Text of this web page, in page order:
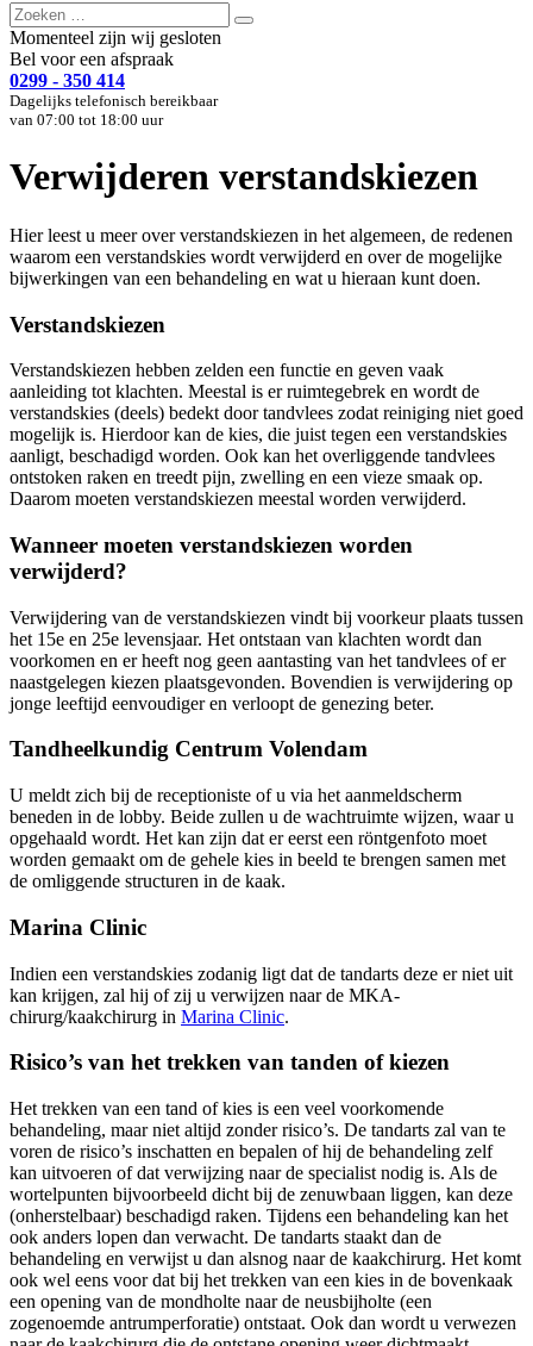
Zoeken
naar:
Zoeken
Momenteel zijn wij gesloten
Bel voor een afspraak
0299 - 350 414
Dagelijks telefonisch bereikbaar
van 07:00 tot 18:00 uur
Verwijderen verstandskiezen
Hier leest u meer over verstandskiezen in het algemeen, de redenen
waarom een verstandskies wordt verwijderd en over de mogelijke
bijwerkingen van een behandeling en wat u hieraan kunt doen.
Verstandskiezen
Verstandskiezen hebben zelden een functie en geven vaak
aanleiding tot klachten. Meestal is er ruimtegebrek en wordt de
verstandskies (deels) bedekt door tandvlees zodat reiniging niet goed
mogelijk is. Hierdoor kan de kies, die juist tegen een verstandskies
aanligt, beschadigd worden. Ook kan het overliggende tandvlees
ontstoken raken en treedt pijn, zwelling en een vieze smaak op.
Daarom moeten verstandskiezen meestal worden verwijderd.
Wanneer moeten verstandskiezen worden
verwijderd?
Verwijdering van de verstandskiezen vindt bij voorkeur plaats tussen
het 15e en 25e levensjaar. Het ontstaan van klachten wordt dan
voorkomen en er heeft nog geen aantasting van het tandvlees of er
naastgelegen kiezen plaatsgevonden. Bovendien is verwijdering op
jonge leeftijd eenvoudiger en verloopt de genezing beter.
Tandheelkundig Centrum Volendam
U meldt zich bij de receptioniste of u via het aanmeldscherm
beneden in de lobby. Beide zullen u de wachtruimte wijzen, waar u
opgehaald wordt. Het kan zijn dat er eerst een röntgenfoto moet
worden gemaakt om de gehele kies in beeld te brengen samen met
de omliggende structuren in de kaak.
Marina Clinic
Indien een verstandskies zodanig ligt dat de tandarts deze er niet uit
kan krijgen, zal hij of zij u verwijzen naar de MKA-
chirurg/kaakchirurg in Marina Clinic.
Risico’s van het trekken van tanden of kiezen
Het trekken van een tand of kies is een veel voorkomende
behandeling, maar niet altijd zonder risico’s. De tandarts zal van te
voren de risico’s inschatten en bepalen of hij de behandeling zelf
kan uitvoeren of dat verwijzing naar de specialist nodig is. Als de
wortelpunten bijvoorbeeld dicht bij de zenuwbaan liggen, kan deze
(onherstelbaar) beschadigd raken. Tijdens een behandeling kan het
ook anders lopen dan verwacht. De tandarts staakt dan de
behandeling en verwijst u dan alsnog naar de kaakchirurg. Het komt
ook wel eens voor dat bij het trekken van een kies in de bovenkaak
een opening van de mondholte naar de neusbijholte (een
zogenoemde antrumperforatie) ontstaat. Ook dan wordt u verwezen